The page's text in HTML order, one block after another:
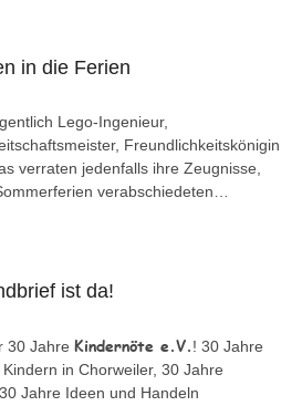
in die Ferien
Lego-Ingenieur,
Freundlichkeitskönigin
verraten jedenfalls ihre Zeugnisse,
verabschiedeten…
ist da!
30 Jahre Kindernöte e.V.! 30 Jahre
in Chorweiler, 30 Jahre
Jahre Ideen und Handeln